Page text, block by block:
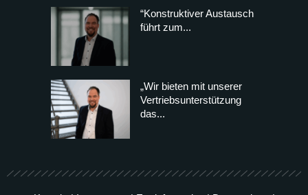
“Konstruktiver Austausch
führt zum...
„Wir bieten mit unserer
Vertriebsunterstützung
das...